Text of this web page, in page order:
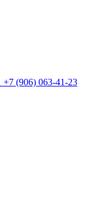
+7 (906) 063-41-23